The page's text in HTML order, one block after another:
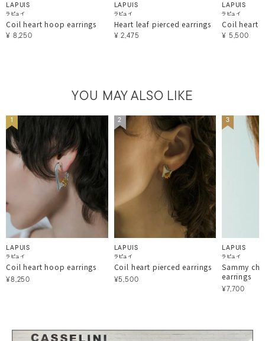
LAPUIS
ラピュイ
Coil heart hoop earrings
¥ 8,250
LAPUIS
ラピュイ
Heart leaf pierced earrings
¥ 2,475
LAPUIS
ラピュイ
Coil heart
¥ 5,500
YOU MAY ALSO LIKE
1
LAPUIS
ラピュイ
Coil heart hoop earrings
¥8,250
2
LAPUIS
ラピュイ
Coil heart pierced earrings
¥5,500
3
LAPUIS
ラピュイ
Sammy
earrings
¥7,700